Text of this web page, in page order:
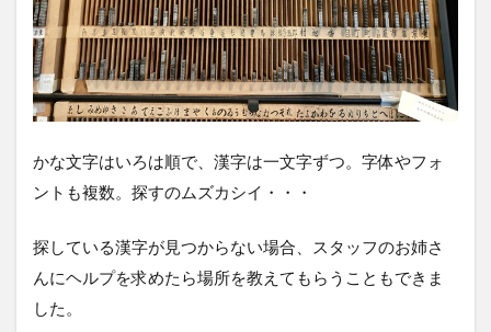
かな文字はいろは順で、漢字は一文字ずつ。字体やフォ
ントも複数。探すのムズカシイ・・・
探している漢字が見つからない場合、スタッフのお姉さ
んにヘルプを求めたら場所を教えてもらうこともできま
した。